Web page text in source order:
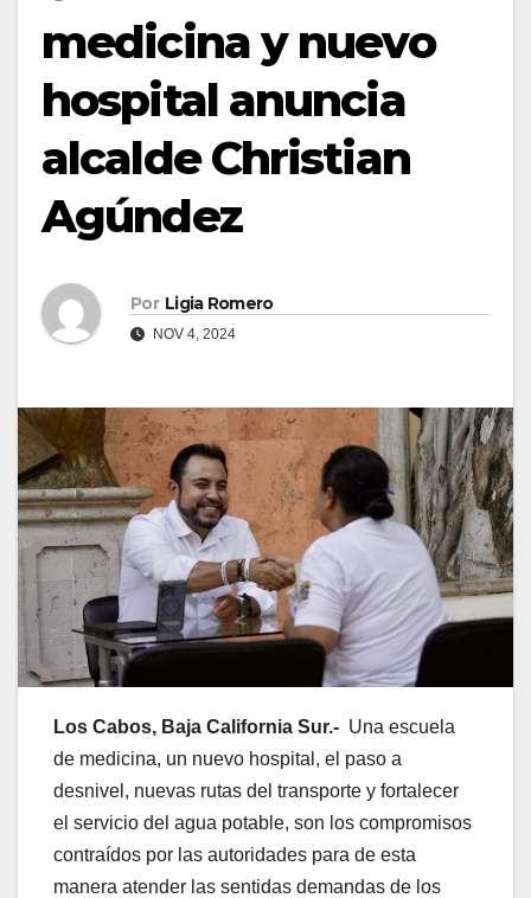
medicina y nuevo
hospital anuncia
alcalde Christian
Agúndez
Por Ligia Romero
NOV 4, 2024
Los Cabos, Baja California Sur.- Una escuela
de medicina, un nuevo hospital, el paso a
desnivel, nuevas rutas del transporte y fortalecer
el servicio del agua potable, son los compromisos
contraídos por las autoridades para de esta
manera atender las sentidas demandas de los